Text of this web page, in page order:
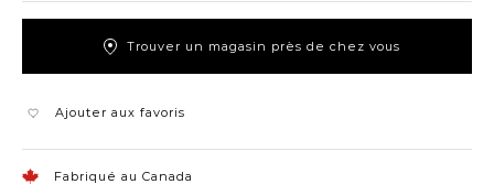
Trouver un magasin près de chez vous
Ajouter aux favoris
Fabriqué au Canada